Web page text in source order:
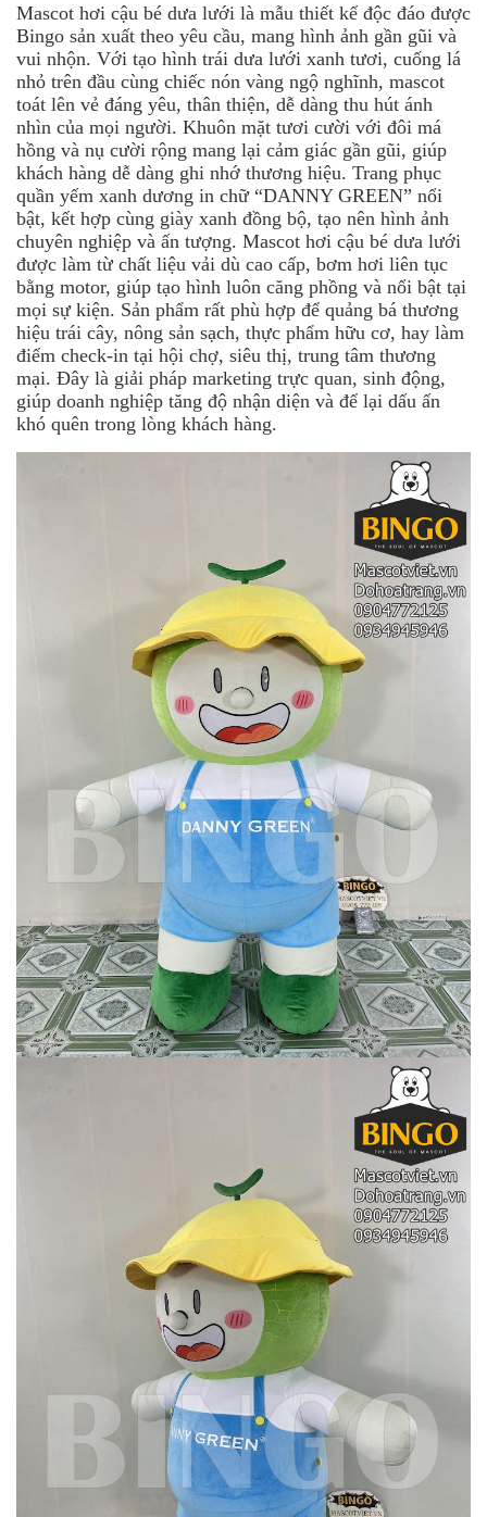
Mascot hơi cậu bé dưa lưới là mẫu thiết kế độc đáo được
Bingo sản xuất theo yêu cầu, mang hình ảnh gần gũi và
vui nhộn. Với tạo hình trái dưa lưới xanh tươi, cuống lá
nhỏ trên đầu cùng chiếc nón vàng ngộ nghĩnh, mascot
toát lên vẻ đáng yêu, thân thiện, dễ dàng thu hút ánh
nhìn của mọi người. Khuôn mặt tươi cười với đôi má
hồng và nụ cười rộng mang lại cảm giác gần gũi, giúp
khách hàng dễ dàng ghi nhớ thương hiệu. Trang phục
quần yếm xanh dương in chữ “DANNY GREEN” nổi
bật, kết hợp cùng giày xanh đồng bộ, tạo nên hình ảnh
chuyên nghiệp và ấn tượng. Mascot hơi cậu bé dưa lưới
được làm từ chất liệu vải dù cao cấp, bơm hơi liên tục
bằng motor, giúp tạo hình luôn căng phồng và nổi bật tại
mọi sự kiện. Sản phẩm rất phù hợp để quảng bá thương
hiệu trái cây, nông sản sạch, thực phẩm hữu cơ, hay làm
điểm check-in tại hội chợ, siêu thị, trung tâm thương
mại. Đây là giải pháp marketing trực quan, sinh động,
giúp doanh nghiệp tăng độ nhận diện và để lại dấu ấn
khó quên trong lòng khách hàng.